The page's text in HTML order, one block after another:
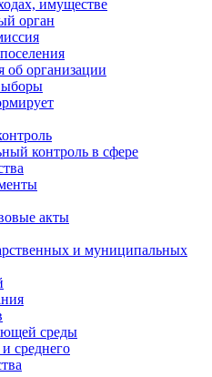
имуществе
орган
организации
контроль в сфере
акты
и муниципальных
среды
среднего